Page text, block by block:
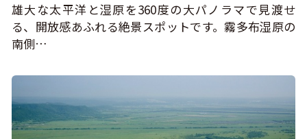
雄大な太平洋と湿原を360度の大パノラマで見渡せ
る、開放感あふれる絶景スポットです。霧多布湿原の
南側…